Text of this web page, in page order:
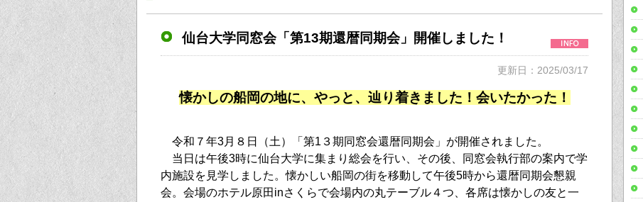
仙台大学同窓会「第13期還暦同期会」開催しました！
更新日：2025/03/17
懐かしの船岡の地に、やっと、辿り着きました！会いたかった！
令和７年3月８日（土）「第1３期同窓会還暦同期会」が開催されました。
当日は午後3時に仙台大学に集まり総会を行い、その後、同窓会執行部の案内で学
内施設を見学しました。懐かしい船岡の街を移動して午後5時から還暦同期会懇親
会。会場のホテル原田inさくらで会場内の丸テーブル４つ、各席は懐かしの友と一